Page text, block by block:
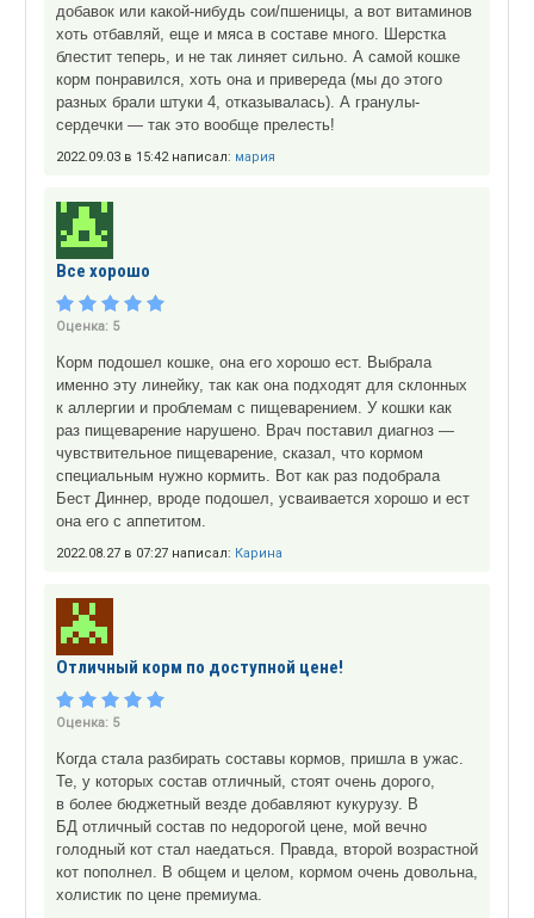
добавок или какой-нибудь сои/пшеницы, а вот витаминов
хоть отбавляй, еще и мяса в составе много. Шерстка
блестит теперь, и не так линяет сильно. А самой кошке
корм понравился, хоть она и привереда (мы до этого
разных брали штуки 4, отказывалась). А гранулы-
сердечки — так это вообще прелесть!
2022.09.03 в 15:42 написал: мария
Все хорошо
Оценка: 5
Корм подошел кошке, она его хорошо ест. Выбрала
именно эту линейку, так как она подходят для склонных
к аллергии и проблемам с пищеварением. У кошки как
раз пищеварение нарушено. Врач поставил диагноз —
чувствительное пищеварение, сказал, что кормом
специальным нужно кормить. Вот как раз подобрала
Бест Диннер, вроде подошел, усваивается хорошо и ест
она его с аппетитом.
2022.08.27 в 07:27 написал: Карина
Отличный корм по доступной цене!
Оценка: 5
Когда стала разбирать составы кормов, пришла в ужас.
Те, у которых состав отличный, стоят очень дорого,
в более бюджетный везде добавляют кукурузу. В
БД отличный состав по недорогой цене, мой вечно
голодный кот стал наедаться. Правда, второй возрастной
кот пополнел. В общем и целом, кормом очень довольна,
холистик по цене премиума.